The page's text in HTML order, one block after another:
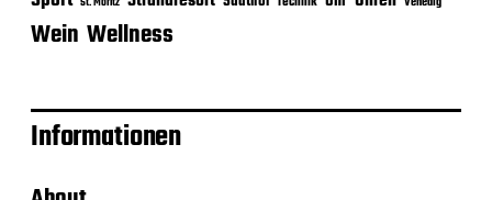
Wein Wellness
Informationen